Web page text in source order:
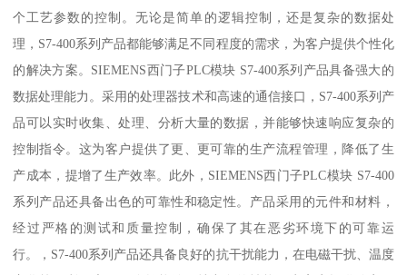
个工艺参数的控制。无论是简单的逻辑控制，还是复杂的数据处
理，S7-400系列产品都能够满足不同程度的需求，为客户提供个性化
的解决方案。SIEMENS西门子PLC模块 S7-400系列产品具备强大的
数据处理能力。采用的处理器技术和高速的通信接口，S7-400系列产
品可以实时收集、处理、分析大量的数据，并能够快速响应复杂的
控制指令。这为客户提供了更、更可靠的生产流程管理，降低了生
产成本，提增了生产效率。此外，SIEMENS西门子PLC模块 S7-400
系列产品还具备出色的可靠性和稳定性。产品采用的元件和材料，
经过严格的测试和质量控制，确保了其在恶劣环境下的可靠运
行。，S7-400系列产品还具备良好的抗干扰能力，在电磁干扰、温度